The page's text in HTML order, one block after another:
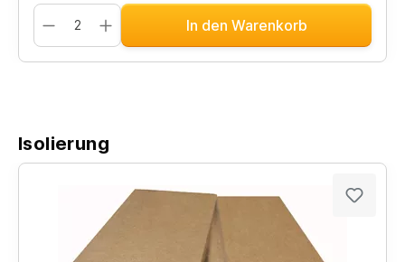
In den Warenkorb
Isolierung